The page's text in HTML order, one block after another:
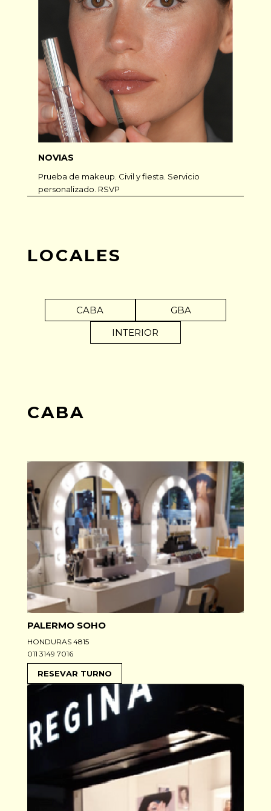
NOVIAS
Prueba de makeup. Civil y fiesta. Servicio
personalizado. RSVP
LOCALES
CABA
GBA
INTERIOR
CABA
PALERMO SOHO
HONDURAS 4815
011 3149 7016
RESEVAR TURNO